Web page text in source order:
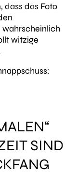
dass das Foto
wahrscheinlich
witzige
SIND